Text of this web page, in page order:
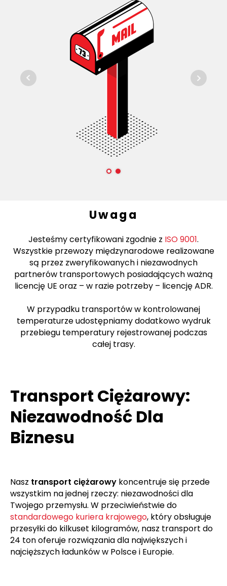
Uwaga
Jesteśmy certyfikowani zgodnie z ISO 9001.
Wszystkie przewozy międzynarodowe realizowane
są przez zweryfikowanych i niezawodnych
partnerów transportowych posiadających ważną
licencję UE oraz – w razie potrzeby – licencję ADR.
W przypadku transportów w kontrolowanej
temperaturze udostępniamy dodatkowo wydruk
przebiegu temperatury rejestrowanej podczas
całej trasy.
Transport Ciężarowy:
Niezawodność Dla
Biznesu
Nasz transport ciężarowy koncentruje się przede
wszystkim na jednej rzeczy: niezawodności dla
Twojego przemysłu. W przeciwieństwie do
standardowego kuriera krajowego, który obsługuje
przesyłki do kilkuset kilogramów, nasz transport do
24 ton oferuje rozwiązania dla największych i
najcięższych ładunków w Polsce i Europie.